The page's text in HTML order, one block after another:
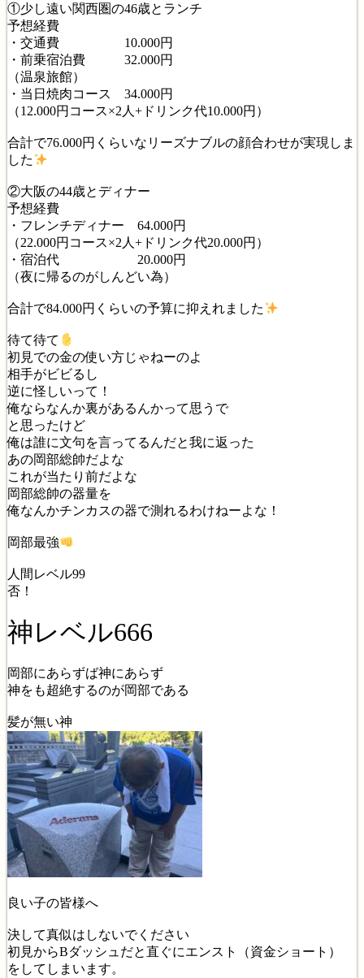
①少し遠い関西圏の46歳とランチ
予想経費
・交通費 10.000円
・前乗宿泊費 32.000円
（温泉旅館）
・当日焼肉コース 34.000円
（12.000円コース×2人+ドリンク代10.000円）
合計で76.000円くらいなリーズナブルの顔合わせが実現しま
した
②大阪の44歳とディナー
予想経費
・フレンチディナー 64.000円
（22.000円コース×2人+ドリンク代20.000円）
・宿泊代 20.000円
（夜に帰るのがしんどい為）
合計で84.000円くらいの予算に抑えれました
待て待て
初見での金の使い方じゃねーのよ
相手がビビるし
逆に怪しいって！
俺ならなんか裏があるんかって思うで
と思ったけど
俺は誰に文句を言ってるんだと我に返った
あの岡部総帥だよな
これが当たり前だよな
岡部総帥の器量を
俺なんかチンカスの器で測れるわけねーよな！
岡部最強
人間レベル99
否！
神レベル666
岡部にあらずば神にあらず
神をも超絶するのが岡部である
髪が無い神
良い子の皆様へ
決して真似はしないでください
初見からBダッシュだと直ぐにエンスト（資金ショート）
をしてしまいます。